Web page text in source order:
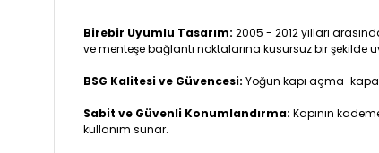
Birebir Uyumlu Tasarım: 2005 - 2012 yılları
ve menteşe bağlantı noktalarına kusursuz bir şekilde
BSG Kalitesi ve Güvencesi: Yoğun kapı açma-
Sabit ve Güvenli Konumlandırma: Kapının
kullanım sunar.